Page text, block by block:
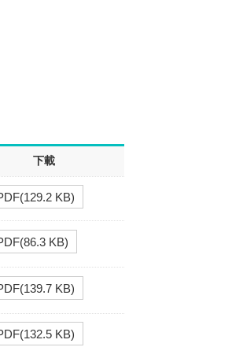
下載
KB)
KB)
KB)
KB)